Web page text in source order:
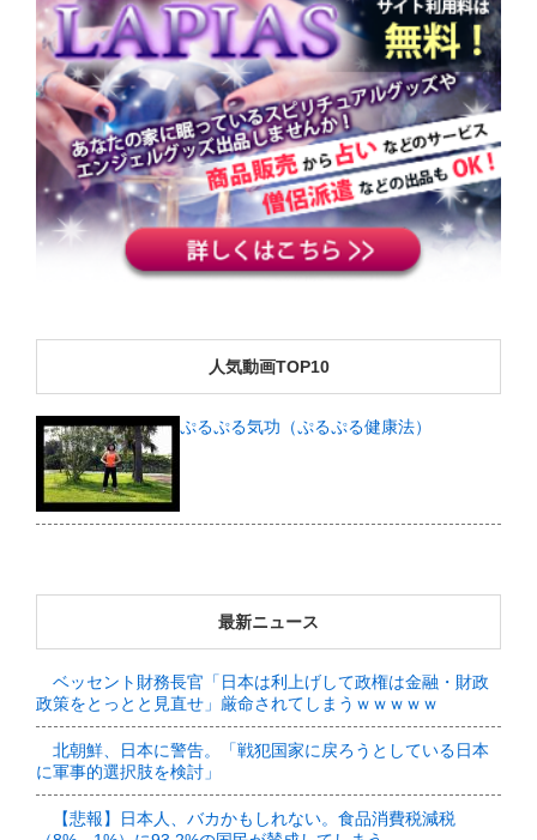
人気動画TOP10
ぷるぷる気功（ぷるぷる健康法）
最新ニュース
ベッセント財務長官「日本は利上げして政権は金融・財政
政策をとっとと見直せ」厳命されてしまうｗｗｗｗｗ
北朝鮮、日本に警告。「戦犯国家に戻ろうとしている日本
に軍事的選択肢を検討」
【悲報】日本人、バカかもしれない。食品消費税減税